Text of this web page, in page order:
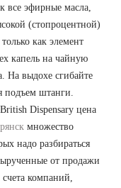
все эфирные масла,
(стопроцентной)
как элемент
капель на чайную
На выдохе сгибайте
подъем штанги.
Dispensary цена
множество
надо разбираться
от продажи
компаний,